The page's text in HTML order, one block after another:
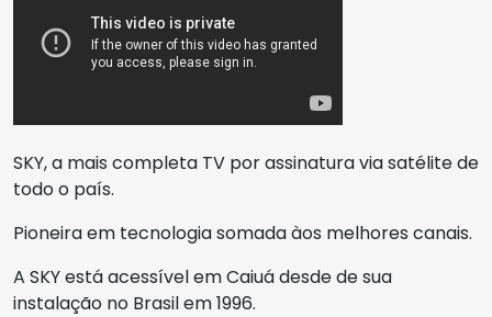
SKY, a mais completa TV por assinatura via satélite de
todo o país.
Pioneira em tecnologia somada àos melhores canais.
A SKY está acessível em Caiuá desde de sua
instalação no Brasil em 1996.